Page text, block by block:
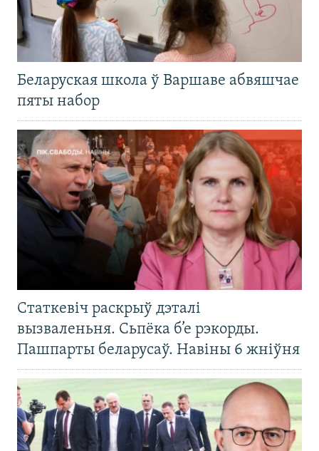
Беларуская школа ў Варшаве абвяшчае
пяты набор
Статкевіч раскрыў дэталі
вызваленьня. Сьпёка б’е рэкорды.
Пашпарты беларусаў. Навіны 6 жніўня